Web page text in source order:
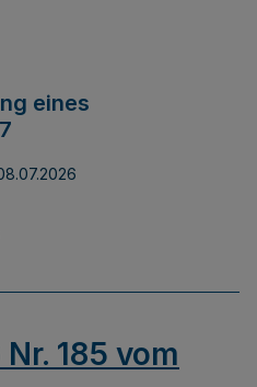
eines
185 vom